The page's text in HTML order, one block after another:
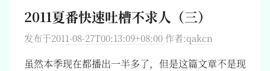
2011夏番快速吐槽不求人（三）
发布于2011-08-27T00:13:09+08:00 作者:qakcn
虽然本季现在都播出一半多了，但是这篇文章不是现